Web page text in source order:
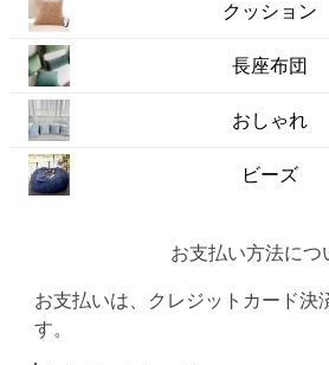
クッション
長座布団
おしゃれ
ビーズ
お支払い方法につ
お支払いは、クレジットカード決
す。